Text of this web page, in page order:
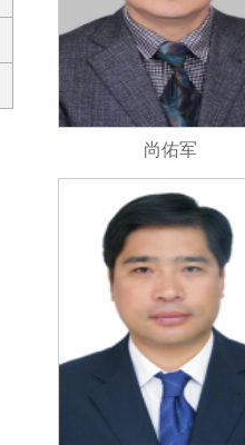
尚佑军